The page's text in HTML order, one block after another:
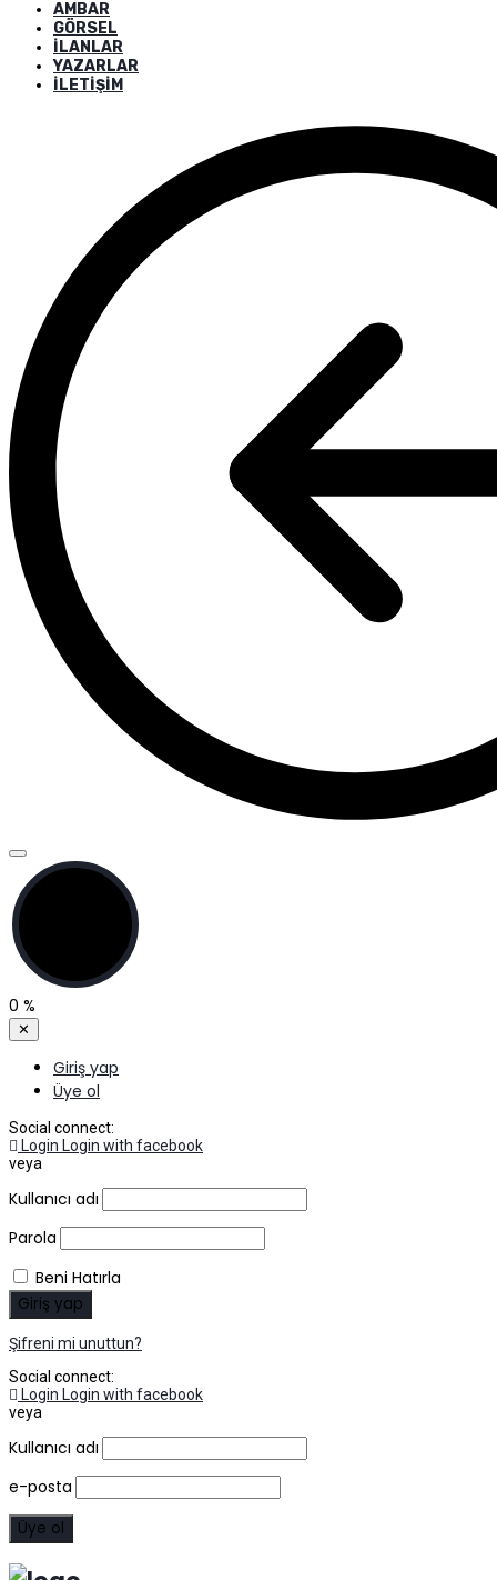
AMBAR
GÖRSEL
İLANLAR
YAZARLAR
İLETIŞIM
0 %
✕
Giriş yap
Üye ol
Social connect:
Login Login with facebook
veya
Kullanıcı adı
Parola
Beni Hatırla
Şifreni mi unuttun?
Social connect:
Login Login with facebook
veya
Kullanıcı adı
e-posta